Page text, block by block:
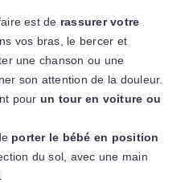
est de rassurer votre
vos bras, le bercer et
une chanson ou une
son attention de la douleur.
pour un tour en voiture ou
porter le bébé en position
du sol, avec une main